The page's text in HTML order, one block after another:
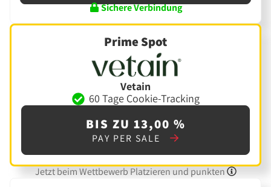
Sichere Verbindung
Prime Spot
Vetain
60 Tage Cookie-Tracking
BIS ZU 13,00 %
PAY PER SALE
Jetzt beim Wettbewerb Platzieren und punkten